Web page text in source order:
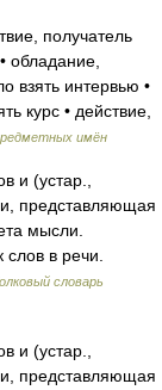
получатель
обладание,
взять интервью •
курс • действие,
имён
и (устар.,
представляющая
мысли.
в речи.
словарь
и (устар.,
представляющая